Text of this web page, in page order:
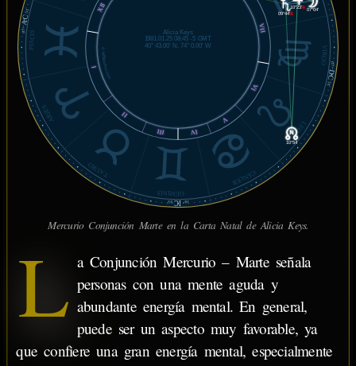
© MiSabueso.com
07°
AC
51'
07°
DC
51'
18°
IC
03'
ARIES
TAURO
GÉMINIS
CÁNCER
LEO
VIRGO
PISCIS
XII
I
II
III IV
V
VI
VII
07°04'
10°23'℞
09°44'℞
10°54'
Alicia Keys
1981.01.25 08:45 -5 GMT
40° 43.00' N, 74° 0.00' W
Mercurio Conjunción Marte en la Carta Natal de Alicia Keys.
L a Conjunción Mercurio – Marte señala
personas con una mente aguda y
abundante energía mental. En general,
puede ser un aspecto muy favorable, ya
que confiere una gran energía mental, especialmente